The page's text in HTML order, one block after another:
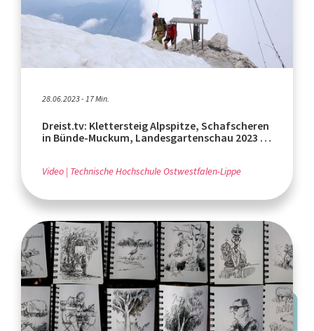
28.06.2023 - 17 Min.
Dreist.tv: Klettersteig Alpspitze, Schafscheren
in Bünde-Muckum, Landesgartenschau 2023 in
Video Technische Hochschule Ostwestfalen-Lippe